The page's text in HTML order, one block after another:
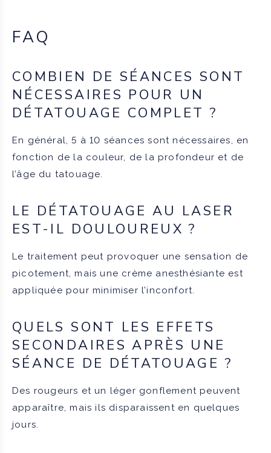
FAQ
COMBIEN DE SÉANCES SONT
NÉCESSAIRES POUR UN
DÉTATOUAGE COMPLET ?
En général, 5 à 10 séances sont nécessaires, en
fonction de la couleur, de la profondeur et de
l’âge du tatouage.
LE DÉTATOUAGE AU LASER
EST-IL DOULOUREUX ?
Le traitement peut provoquer une sensation de
picotement, mais une crème anesthésiante est
appliquée pour minimiser l’inconfort.
QUELS SONT LES EFFETS
SECONDAIRES APRÈS UNE
SÉANCE DE DÉTATOUAGE ?
Des rougeurs et un léger gonflement peuvent
apparaître, mais ils disparaissent en quelques
jours.